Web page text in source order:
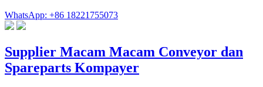
WhatsApp: +86 18221755073
Supplier Macam Macam Conveyor dan
Spareparts Kompayer